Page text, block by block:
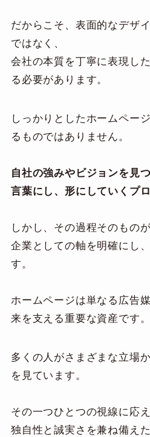
だからこそ、表面的なデザ
ではなく、
会社の本質を丁寧に表現し
る必要があります。
しっかりとしたホームペー
るものではありません。
自社の強みやビジョンを見つ
言葉にし、形にしていくプ
しかし、その過程そのものが
企業としての軸を明確にし
す。
ホームページは単なる広告
来を支える重要な資産です。
多くの人がさまざまな立場
を見ています。
その一つひとつの視線に応
独自性と誠実さを兼ね備え